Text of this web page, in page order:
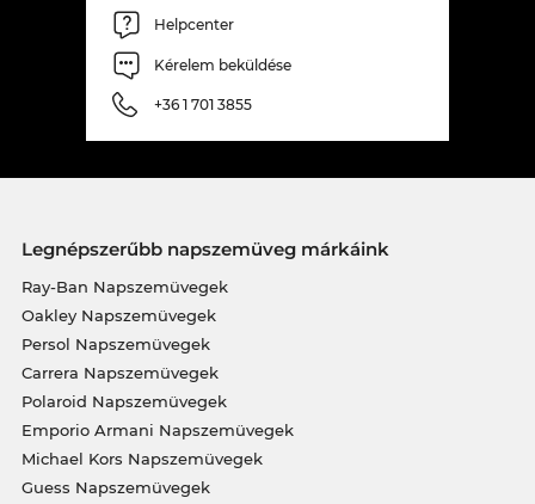
Helpcenter
Kérelem beküldése
+36 1 701 3855
Legnépszerűbb napszemüveg márkáink
Ray-Ban Napszemüvegek
Oakley Napszemüvegek
Persol Napszemüvegek
Carrera Napszemüvegek
Polaroid Napszemüvegek
Emporio Armani Napszemüvegek
Michael Kors Napszemüvegek
Guess Napszemüvegek